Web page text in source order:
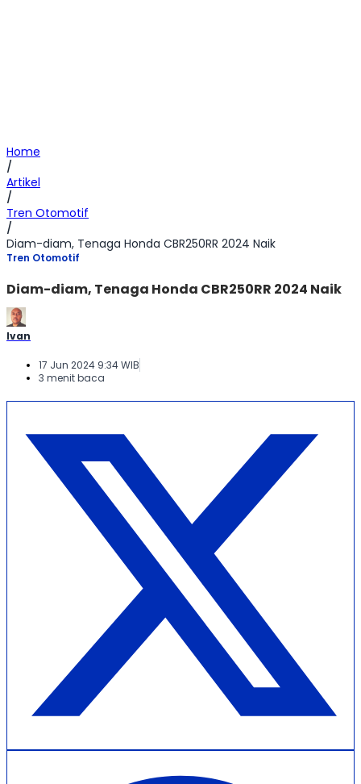
Home
/
Artikel
/
Tren Otomotif
/
Diam-diam, Tenaga Honda CBR250RR 2024 Naik
Tren Otomotif
Diam-diam, Tenaga Honda CBR250RR 2024 Naik
Ivan
17 Jun 2024 9:34 WIB
3 menit baca